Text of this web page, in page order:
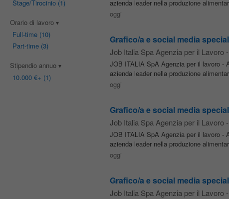
Stage/Tirocinio(1)
Orario di lavoro
Full-time(10)
Part-time(3)
Stipendio annuo
10.000 €+ (1)
azienda leader nella produzione
oggi
Grafico/a e social media
Job Italia Spa Agenzia per il Lavoro -
JOB ITALIA SpA Agenzia per il lavoro -
azienda leader nella produzione
oggi
Grafico/a e social media
Job Italia Spa Agenzia per il Lavoro -
JOB ITALIA SpA Agenzia per il lavoro -
azienda leader nella produzione
oggi
Grafico/a e social media
Job Italia Spa Agenzia per il Lavoro -